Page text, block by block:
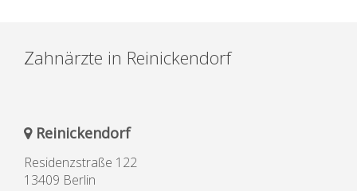
Zahnärzte in Reinickendorf
Reinickendorf
Residenzstraße 122
13409 Berlin